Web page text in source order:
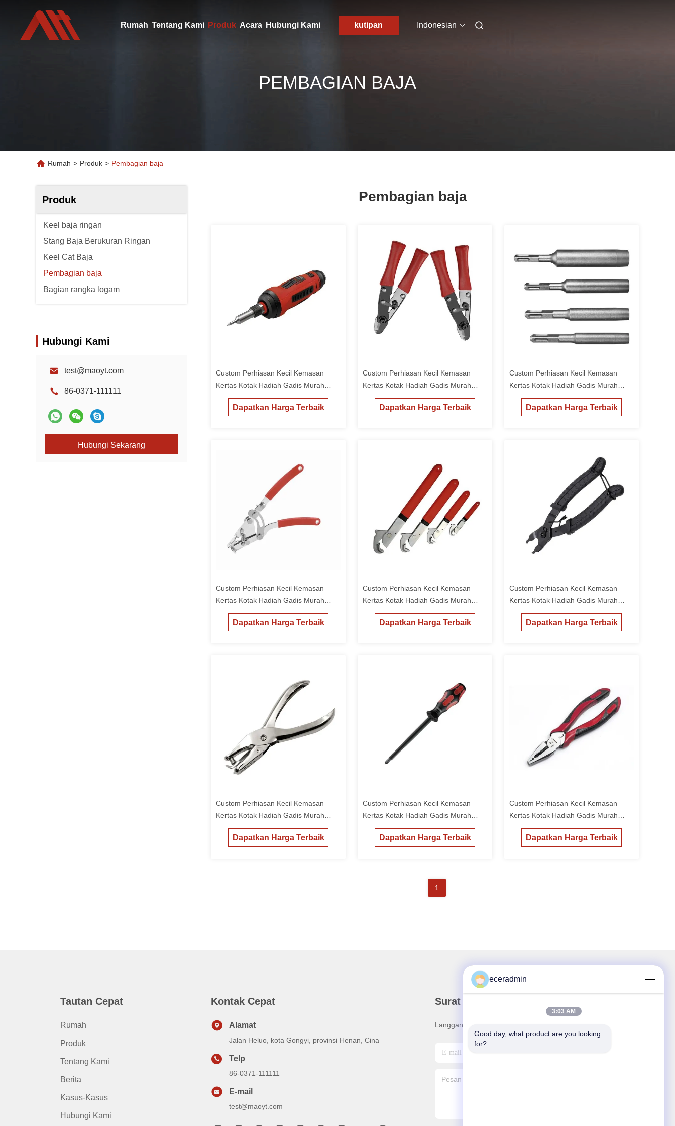
Rumah Tentang Kami Produk Acara Hubungi Kami kutipan Indonesian
PEMBAGIAN BAJA
Rumah > Produk > Pembagian baja
Produk
Keel baja ringan
Stang Baja Berukuran Ringan
Keel Cat Baja
Pembagian baja
Bagian rangka logam
Hubungi Kami
test@maoyt.com
86-0371-111111
Hubungi Sekarang
Pembagian baja
Custom Perhiasan Kecil Kemasan
Kertas Kotak Hadiah Gadis Murah
Packing Box
Dapatkan Harga Terbaik
Custom Perhiasan Kecil Kemasan
Kertas Kotak Hadiah Gadis Murah
Packing Box
Dapatkan Harga Terbaik
Custom Perhiasan Kecil Kemasan
Kertas Kotak Hadiah Gadis Murah
Packing Box
Dapatkan Harga Terbaik
Custom Perhiasan Kecil Kemasan
Kertas Kotak Hadiah Gadis Murah
Packing Box
Dapatkan Harga Terbaik
Custom Perhiasan Kecil Kemasan
Kertas Kotak Hadiah Gadis Murah
Packing Box
Dapatkan Harga Terbaik
Custom Perhiasan Kecil Kemasan
Kertas Kotak Hadiah Gadis Murah
Packing Box
Dapatkan Harga Terbaik
Custom Perhiasan Kecil Kemasan
Kertas Kotak Hadiah Gadis Murah
Packing Box
Dapatkan Harga Terbaik
Custom Perhiasan Kecil Kemasan
Kertas Kotak Hadiah Gadis Murah
Packing Box
Dapatkan Harga Terbaik
Custom Perhiasan Kecil Kemasan
Kertas Kotak Hadiah Gadis Murah
Packing Box
Dapatkan Harga Terbaik
1
Tautan Cepat
Rumah
Produk
Tentang Kami
Berita
Kasus-Kasus
Hubungi Kami
Kontak Cepat
Alamat
Jalan Heluo, kota Gongyi, provinsi Henan, Cina
Telp
86-0371-111111
E-mail
test@maoyt.com
Surat Kabar Kami
Langganan buletin kami untuk diskon dan banyak lagi.
eceradmin
3:03 AM
Good day, what product are you looking
for?